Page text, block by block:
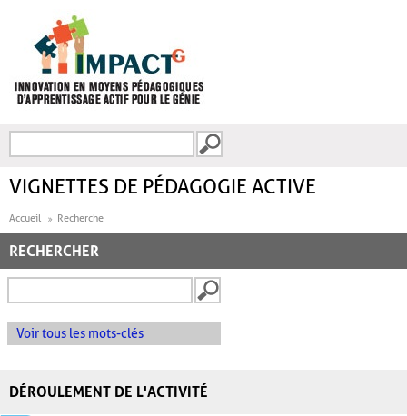
FORMULAIRE DE
VIGNETTES DE PÉDAGOGIE ACTIVE
Accueil Recherche
RECHERCHER
Voir tous les mots-clés
DÉROULEMENT DE L'ACTIVITÉ